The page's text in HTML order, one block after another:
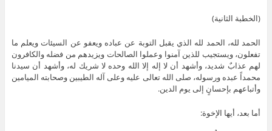
(الخطبة الثانية)
الحمد لله، الحمد لله الذي يقبل التوبة عن عباده ويعفو عن السيئات ويعلم ما
تفعلون، ويستجيب للذين آمنوا وعملوا الصالحات ويزيدهم من فضله والكافرون
لهم عذابٌ شديد، وأشهد أن لا إله إلا الله وحده لا شريك له، وأشهد أن سيدنا
محمداً عبده ورسوله، صلى الله تعالى عليه وعلى آله الطيبين وصحابته الميامين
وأتباعهم بإحسانٍ إلى يوم الدين.
أما بعد، أيها الإخوة: